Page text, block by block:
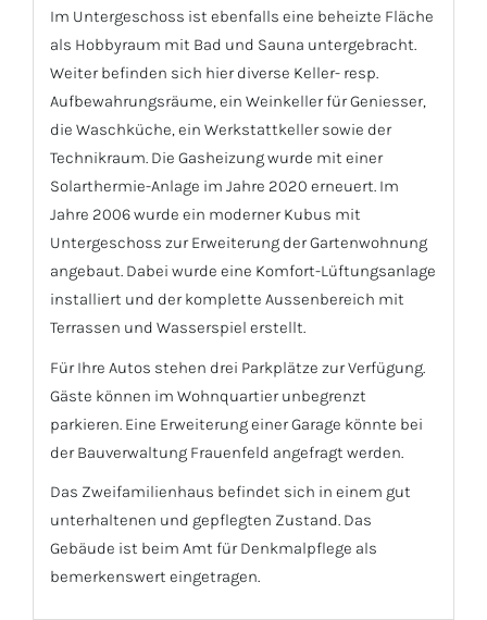
Im Untergeschoss ist ebenfalls eine beheizte Fläche
als Hobbyraum mit Bad und Sauna untergebracht.
Weiter befinden sich hier diverse Keller- resp.
Aufbewahrungsräume, ein Weinkeller für Geniesser,
die Waschküche, ein Werkstattkeller sowie der
Technikraum. Die Gasheizung wurde mit einer
Solarthermie-Anlage im Jahre 2020 erneuert. Im
Jahre 2006 wurde ein moderner Kubus mit
Untergeschoss zur Erweiterung der Gartenwohnung
angebaut. Dabei wurde eine Komfort-Lüftungsanlage
installiert und der komplette Aussenbereich mit
Terrassen und Wasserspiel erstellt.
Für Ihre Autos stehen drei Parkplätze zur Verfügung.
Gäste können im Wohnquartier unbegrenzt
parkieren. Eine Erweiterung einer Garage könnte bei
der Bauverwaltung Frauenfeld angefragt werden.
Das Zweifamilienhaus befindet sich in einem gut
unterhaltenen und gepflegten Zustand. Das
Gebäude ist beim Amt für Denkmalpflege als
bemerkenswert eingetragen.